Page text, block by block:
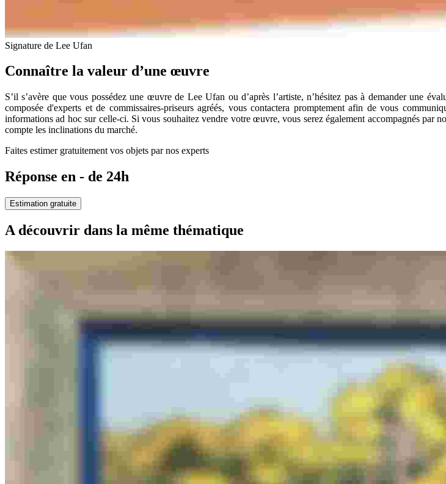
Signature de Lee Ufan
Connaître la valeur d’une œuvre
S’il s’avère que vous possédez une œuvre de Lee Ufan ou d’après l’artiste, n’hésitez pas à demander une
composée d'experts et de commissaires-priseurs agréés, vous contactera promptement afin de vous
informations ad hoc sur celle-ci. Si vous souhaitez vendre votre œuvre, vous serez également accompagnés par
compte les inclinations du marché.
Faites estimer gratuitement vos objets par nos experts
Réponse en - de 24h
Estimation gratuite
A découvrir dans la même thématique